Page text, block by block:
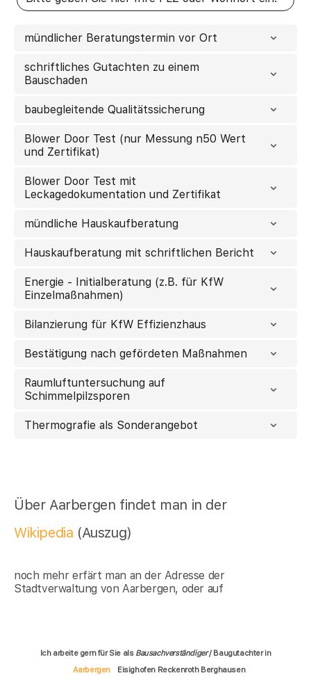
mündlicher Beratungstermin vor Ort
schriftliches Gutachten zu einem
Bauschaden
baubegleitende Qualitätssicherung
Blower Door Test (nur Messung n50 Wert
und Zertifikat)
Blower Door Test mit
Leckagedokumentation und Zertifikat
mündliche Hauskaufberatung
Hauskaufberatung mit schriftlichen Bericht
Energie - Initialberatung (z.B. für KfW
Einzelmaßnahmen)
Bilanzierung für KfW Effizienzhaus
Bestätigung nach gefördeten Maßnahmen
Raumluftuntersuchung auf
Schimmelpilzsporen
Thermografie als Sonderangebot
Über Aarbergen findet man in der
Wikipedia (Auszug)
noch mehr erfärt man an der Adresse der
Stadtverwaltung von Aarbergen, oder auf
Ich arbeite gern für Sie als Bausachverständiger/ Baugutachter in
Aarbergen
Eisighofen Reckenroth Berghausen